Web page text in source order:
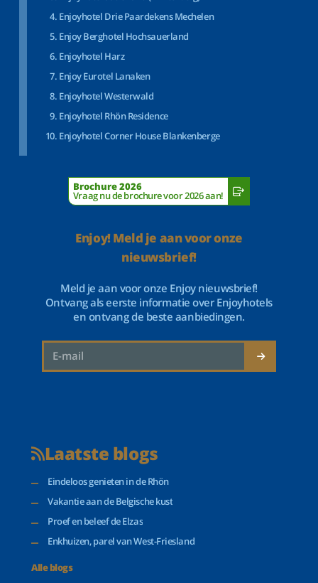
Enjoyhotel Drie Paardekens Mechelen
Enjoy Berghotel Hochsauerland
Enjoyhotel Harz
Enjoy Eurotel Lanaken
Enjoyhotel Westerwald
Enjoyhotel Rhön Residence
Enjoyhotel Corner House Blankenberge
Brochure 2026
Vraag nu de brochure voor 2026 aan!
Enjoy! Meld je aan voor onze
nieuwsbrief!
Meld je aan voor onze Enjoy nieuwsbrief!
Ontvang als eerste informatie over Enjoyhotels
en ontvang de beste aanbiedingen.
Laatste blogs
Eindeloos genieten in de Rhön
Vakantie aan de Belgische kust
Proef en beleef de Elzas
Enkhuizen, parel van West-Friesland
Alle blogs